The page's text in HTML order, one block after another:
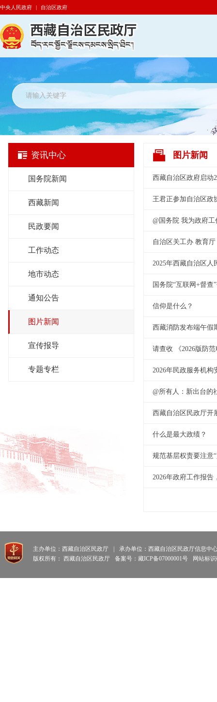
中央人民政府 | 自治区政府
资讯中心
国务院新闻
西藏新闻
民政要闻
工作动态
地市动态
通知公告
图片新闻
宣传报导
专题专栏
图片新闻
西藏自治区政府启动
王君正参加自治区政
@国务院 我为政府
自治区关工办 教育
2025年西藏自治区人
国务院“互联网+督
信仰是什么？
西藏消防发布端午假
请查收 《2026版防
2026年民政服务机构
@所有人：新出台的
西藏自治区民政厅开
什么是最大政绩？
规范基层权责要注意
2026年政府工作报告
主办单位：西藏自治区民政厅
承办单位：西藏自治区民政厅信息中
版权所有： 西藏自治区民政厅
备案号：藏ICP备07000001号 网站标识